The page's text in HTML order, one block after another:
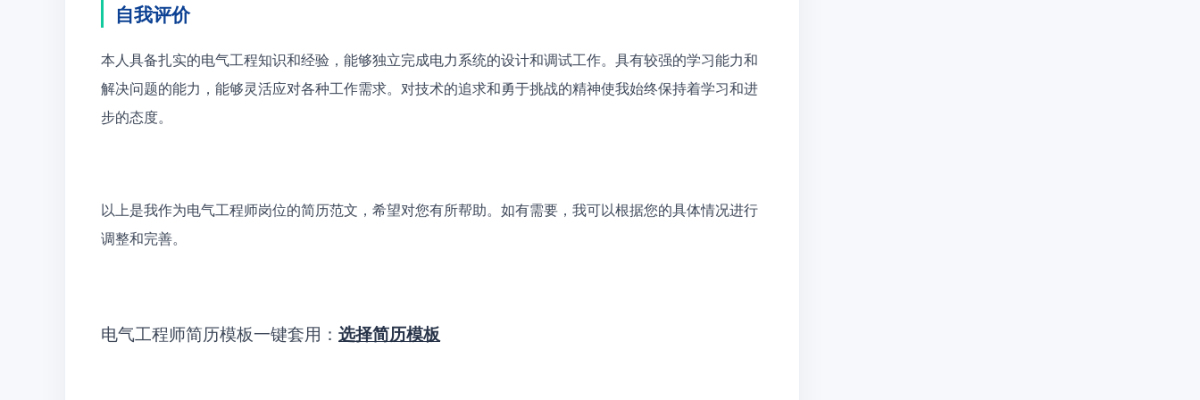
自我评价
本人具备扎实的电气工程知识和经验，能够独立完成电力系统的设计和调试工作。具有较强的学习能力和
解决问题的能力，能够灵活应对各种工作需求。对技术的追求和勇于挑战的精神使我始终保持着学习和进
步的态度。
以上是我作为电气工程师岗位的简历范文，希望对您有所帮助。如有需要，我可以根据您的具体情况进行
调整和完善。
电气工程师简历模板一键套用： 选择简历模板